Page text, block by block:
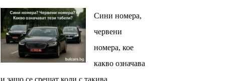
Сини номера,
червени
номера, кое
какво означава
и защо се срещат коли с такива